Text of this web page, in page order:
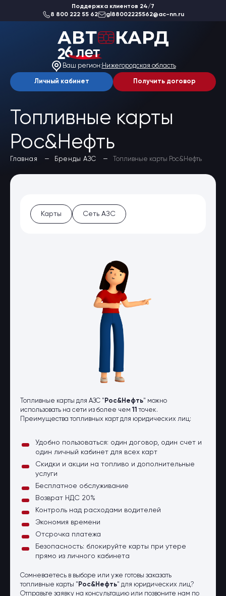
Поддержка клиентов 24/7
8 800 222 55 62
gl88002225562@ac-nn.ru
Ваш регион: Нижегородская область
Да, верно
Личный кабинет Получить договор
Топливные карты
Рос&Нефть
Главная Бренды АЗС Топливные карты Рос&Нефть
Карты Сеть АЗС
Топливные карты для АЗС " Рос&Нефть" можно
использовать на сети из более чем 11 точек.
Преимущества топливных карт для юридических лиц:
Удобно пользоваться: один договор, один счет и
один личный кабинет для всех карт
Скидки и акции на топливо и дополнительные
услуги
Бесплатное обслуживание
Возврат НДС 20%
Контроль над расходами водителей
Экономия времени
Отсрочка платежа
Безопасность: блокируйте карты при утере
прямо из личного кабинета
Сомневаетесь в выборе или уже готовы заказать
топливные карты " Рос&Нефть" для юридических лиц?
Отправьте заявку на консультацию или позвоните нам по
О компании
Акции
Вакансии
Благотворительность
Статьи
Сеть АЗС
Топливные карты
Заказать карты
Получить выгоду
Регионы
Бренды АЗС
Шиномонтаж
Ремонт и ТО
Страхование физических лиц
Страхование юридических лиц
Страховые компании
Электронные перевозочные